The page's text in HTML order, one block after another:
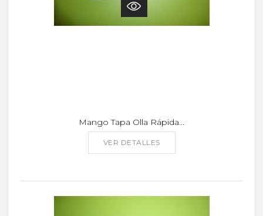
Mango Tapa Olla Rápida...
VER DETALLES